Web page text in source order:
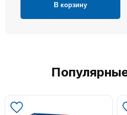
В корзину